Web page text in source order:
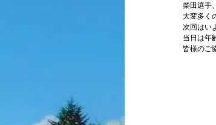
柴田選手
大変多く
次回はい
当日は年
皆様のご